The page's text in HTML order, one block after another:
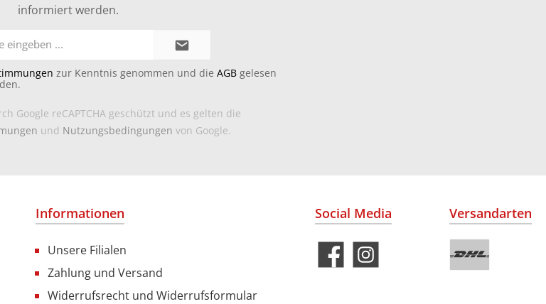
informiert werden.
Mail-
zur Kenntnis genommen und die AGB gelesen
Google reCAPTCHA geschützt und es gelten die
und Nutzungsbedingungen von Google.
Informationen
Unsere Filialen
Zahlung und Versand
Widerrufsrecht und Widerrufsformular
Social Media Versandarten